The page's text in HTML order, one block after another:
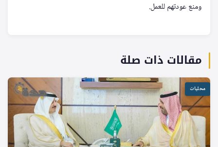
ومنع عودتهم للعمل.
مقالات ذات صلة
محليات